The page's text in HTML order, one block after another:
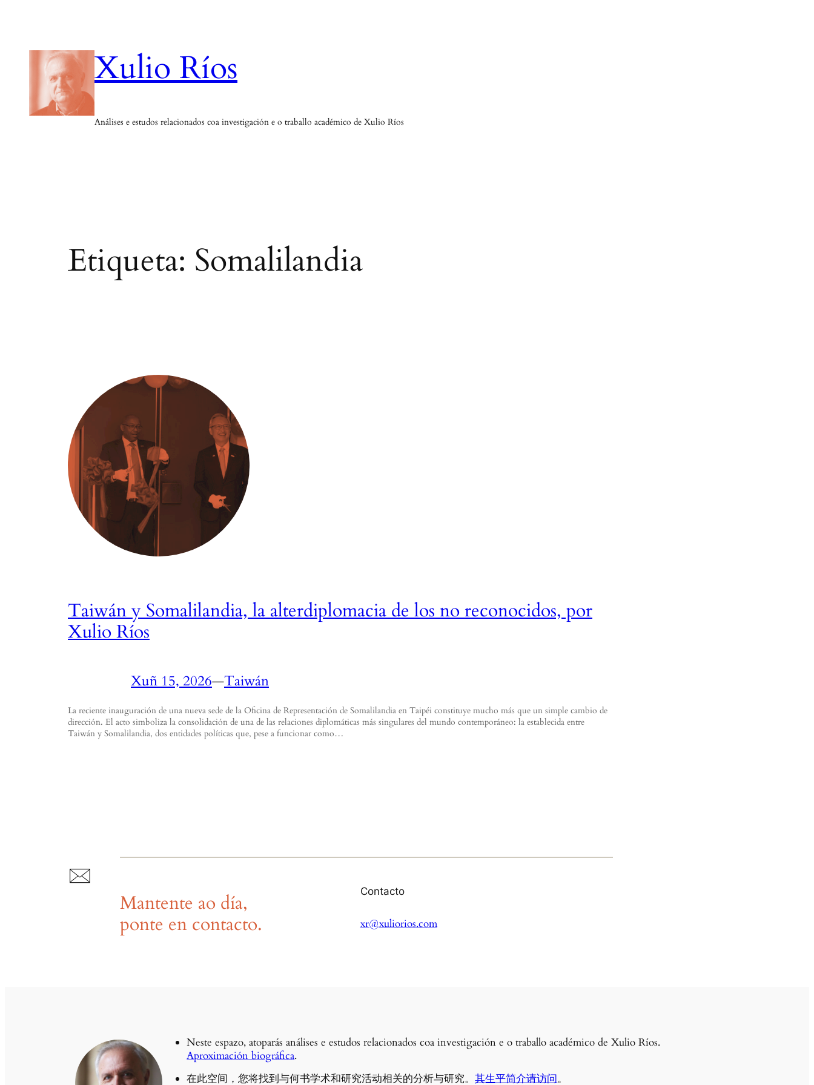
contido
Xulio Ríos
Análises e estudos relacionados coa investigación e o traballo académico de Xulio Ríos
Etiqueta: Somalilandia
Taiwán y Somalilandia, la alterdiplomacia de los no reconocidos, por
Xulio Ríos
Xuñ 15, 2026—Taiwán
La reciente inauguración de una nueva sede de la Oficina de Representación de Somalilandia en Taipéi constituye mucho más que un simple cambio de
dirección. El acto simboliza la consolidación de una de las relaciones diplomáticas más singulares del mundo contemporáneo: la establecida entre
Taiwán y Somalilandia, dos entidades políticas que, pese a funcionar como…
Mantente ao día,
ponte en contacto.
Contacto
xr@xuliorios.com
Neste espazo, atoparás análises e estudos relacionados coa investigación e o traballo académico de Xulio Ríos.
Aproximación biográfica.
在此空间，您将找到与何书学术和研究活动相关的分析与研究。其生平简介请访问。